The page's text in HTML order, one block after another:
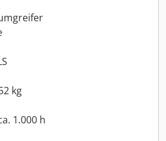
kg
1.000 h